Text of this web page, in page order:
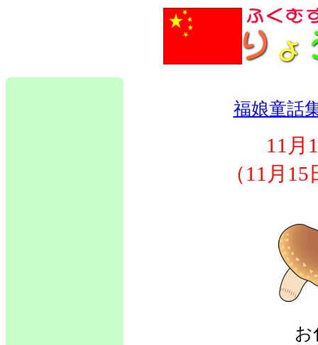
福娘童話
11月
（11月
お